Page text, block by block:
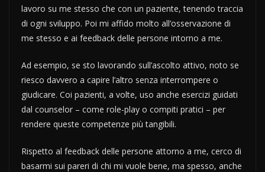
lavoro su me stesso che con un paziente, tenendo traccia
di ogni sviluppo. Poi mi affido molto all’osservazione di
me stesso e ai feedback delle persone intorno a me.
Ad esempio, se sto lavorando sull’ascolto attivo, noto se
riesco davvero a capire l’altro senza interrompere o
giudicare. Coi pazienti, a volte, uso anche esercizi guidati
dal counselor – come role-play o compiti pratici – per
rendere queste competenze più tangibili.
Rispetto al feedback delle persone attorno a me, cerco di
basarmi sui pareri di chi mi vuole bene, ma spesso, anche